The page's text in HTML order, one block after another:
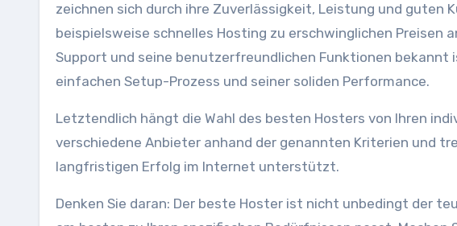
zeichnen sich durch ihre Zuverlässigkeit, Leistung und guten
beispielsweise schnelles Hosting zu erschwinglichen Preisen
Support und seine benutzerfreundlichen Funktionen
einfachen Setup-Prozess und seiner soliden Performance.
Letztendlich hängt die Wahl des besten Hosters von Ihren
verschiedene Anbieter anhand der genannten Kriterien und
langfristigen Erfolg im Internet unterstützt.
Denken Sie daran: Der beste Hoster ist nicht unbedingt der